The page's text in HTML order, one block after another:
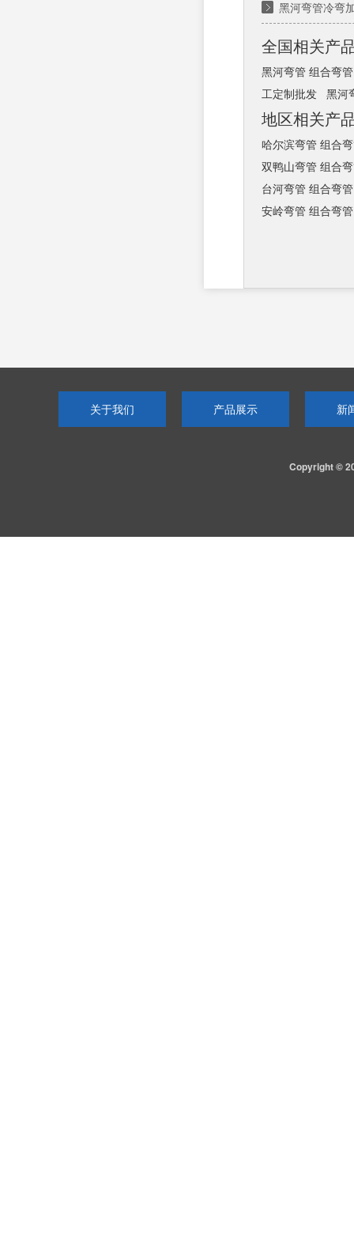
黑河弯管冷弯
全国相关产
黑河弯管 组合弯
工定制批发 黑河
地区相关产
哈尔滨弯管 组合
双鸭山弯管 组合
台河弯管 组合弯
安岭弯管 组合弯
关于我们 产品展示 新
Copyright ©